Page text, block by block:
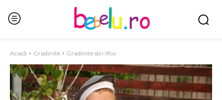
Acasă Gradinite Gradinite din Ilfov